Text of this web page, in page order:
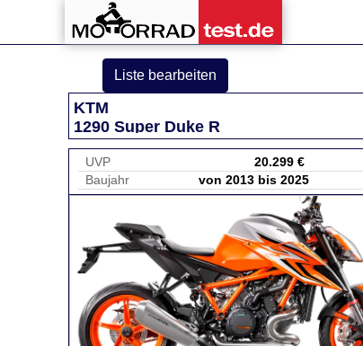
Liste bearbeiten
KTM
1290 Super Duke R
UVP
20.299 €
Baujahr
von 2013 bis 2025